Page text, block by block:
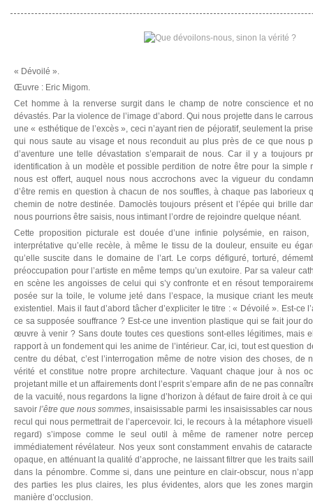
« Dévoilé ».
Œuvre : Eric Migom.
Cet homme à la renverse surgit dans le champ de notre conscience et
dévastés. Par la violence de l’image d’abord. Qui nous projette dans le
une « esthétique de l’excès », ceci n’ayant rien de péjoratif, seulement la
qui nous saute au visage et nous reconduit au plus près de ce que nous
d’aventure une telle dévastation s’emparait de nous. Car il y a toujours
identification à un modèle et possible perdition de notre être pour la simple
nous est offert, auquel nous nous accrochons avec la vigueur du
d’être remis en question à chacun de nos souffles, à chaque pas laborieux
chemin de notre destinée. Damoclès toujours présent et l’épée qui brille
nous pourrions être saisis, nous intimant l’ordre de rejoindre quelque néant.
Cette proposition picturale est douée d’une infinie polysémie, en
interprétative qu’elle recèle, à même le tissu de la douleur, ensuite eu
qu’elle suscite dans le domaine de l’art. Le corps défiguré, torturé,
préoccupation pour l’artiste en même temps qu’un exutoire. Par sa valeur
en scène les angoisses de celui qui s’y confronte et en résout
posée sur la toile, le volume jeté dans l’espace, la musique criant les
existentiel. Mais il faut d’abord tâcher d’expliciter le titre : « Dévoilé ». Est-ce
ce sa supposée souffrance ? Est-ce une invention plastique qui se fait jour
œuvre à venir ? Sans doute toutes ces questions sont-elles légitimes, mais
rapport à un fondement qui les anime de l’intérieur. Car, ici, tout est question
centre du débat, c’est l’interrogation même de notre vision des choses, de
vérité et constitue notre propre architecture. Vaquant chaque jour à nos
projetant mille et un affairements dont l’esprit s’empare afin de ne pas
de la vacuité, nous regardons la ligne d’horizon à défaut de faire droit à ce
savoirl’être que nous sommes, insaisissable parmi les insaisissables car
recul qui nous permettrait de l’apercevoir. Ici, le recours à la métaphore
regard) s’impose comme le seul outil à même de ramener notre
immédiatement révélateur. Nos yeux sont constamment envahis de
opaque, en atténuant la qualité d’approche, ne laissant filtrer que les traits
dans la pénombre. Comme si, dans une peinture en clair-obscur, nous
des parties les plus claires, les plus évidentes, alors que les zones
manière d’occlusion.